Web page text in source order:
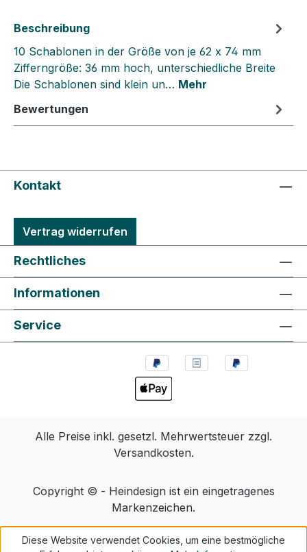
Beschreibung
10 Schablonen in der Größe von je 62 x 74 mm
Zifferngröße: 36 mm hoch, unterschiedliche Breite
Die Schablonen sind klein un… Mehr
Bewertungen
Kontakt
Vertrag widerrufen
Rechtliches
Informationen
Service
Alle Preise inkl. gesetzl. Mehrwertsteuer zzgl.
Versandkosten.
Copyright © - Heindesign ist ein eingetragenes
Markenzeichen.
Diese Website verwendet Cookies, um eine bestmögliche